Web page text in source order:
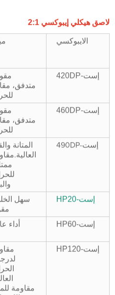
لاصق هيكلي إيبوكسي 2:1
الايبوكسي
إست-420DP
متدفق،
إست-460DP
متدفق،
إست-490DP
المتانة
إست-HP20
سهل
إست-HP60 أداء
إست-HP120
مقاومة